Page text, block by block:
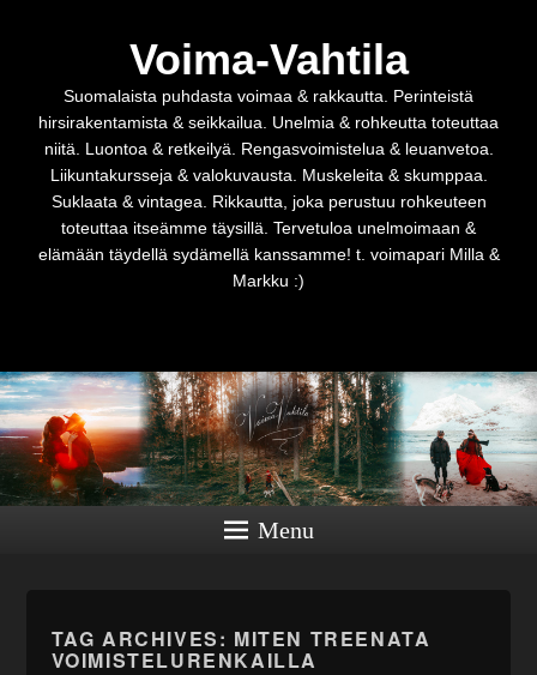
Voima-Vahtila
Suomalaista puhdasta voimaa & rakkautta. Perinteistä
hirsirakentamista & seikkailua. Unelmia & rohkeutta toteuttaa
niitä. Luontoa & retkeilyä. Rengasvoimistelua & leuanvetoa.
Liikuntakursseja & valokuvausta. Muskeleita & skumppaa.
Suklaata & vintagea. Rikkautta, joka perustuu rohkeuteen
toteuttaa itseämme täysillä. Tervetuloa unelmoimaan &
elämään täydellä sydämellä kanssamme! t. voimapari Milla &
Markku :)
Menu
TAG ARCHIVES: MITEN TREENATA
VOIMISTELURENKAILLA